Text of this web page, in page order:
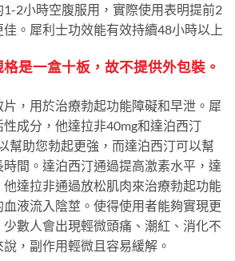
1-2小時空腹服用，實際使用表明提前2
。犀利士功效能有效持續48小時以上
是一盒十板，故不提供外包裝。
，用於治療勃起功能障礙和早泄。犀
成分，他達拉非40mg和達泊西汀
幫助您勃起更強，而達泊西汀可以幫
間。達泊西汀通過提高激素水平，達
達拉非通過放松肌肉來治療勃起功能
液流入陰莖。使得使用者能夠實現更
數人會出現輕微頭痛、潮紅、消化不
，副作用輕微且容易緩解。